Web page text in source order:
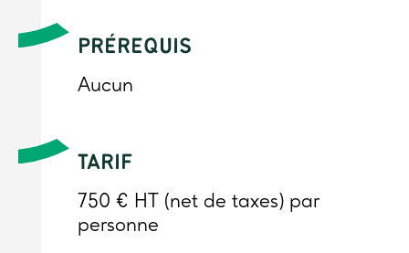
PRÉREQUIS
Aucun
TARIF
750 € HT (net de taxes) par
personne